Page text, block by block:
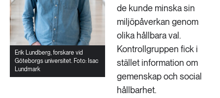
Erik Lundberg, forskare vid
Göteborgs universitet. Foto: Isac
Lundmark
de kunde minska sin
miljöpåverkan genom
olika hållbara val.
Kontrollgruppen fick i
stället information om
gemenskap och social
hållbarhet.